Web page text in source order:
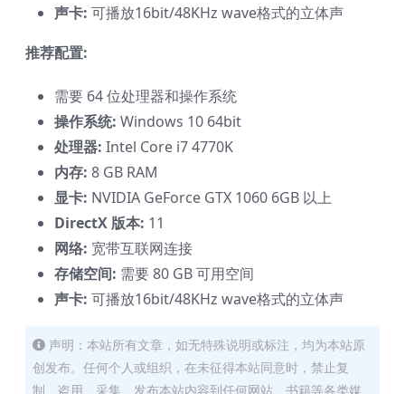
声卡: 可播放16bit/48KHz wave格式的立体声
推荐配置:
需要 64 位处理器和操作系统
操作系统: Windows 10 64bit
处理器: Intel Core i7 4770K
内存: 8 GB RAM
显卡: NVIDIA GeForce GTX 1060 6GB 以上
DirectX 版本: 11
网络: 宽带互联网连接
存储空间: 需要 80 GB 可用空间
声卡: 可播放16bit/48KHz wave格式的立体声
声明：本站所有文章，如无特殊说明或标注，均为本站原
创发布。任何个人或组织，在未征得本站同意时，禁止复
制、盗用、采集、发布本站内容到任何网站、书籍等各类媒